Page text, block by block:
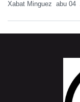
Xabat Minguez abu 04